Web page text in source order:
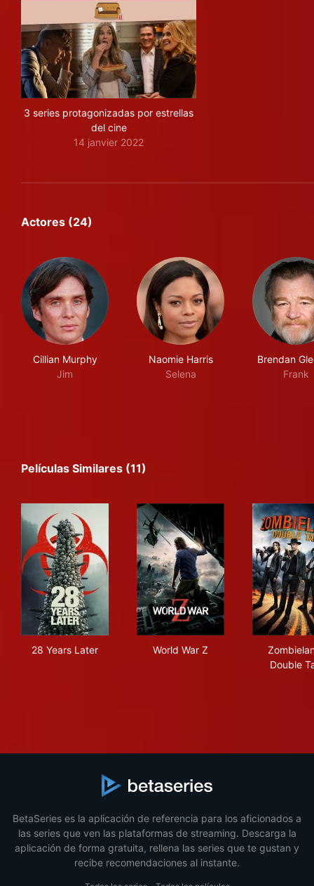
3 series protagonizadas por estrellas
del cine
14 janvier 2022
Actores (24)
Cillian Murphy
Jim
Naomie Harris
Selena
Brendan
Frank
Películas Similares (11)
28 Years Later World War Z
Double
BetaSeries es la aplicación de referencia para los aficionados a
las series que ven las plataformas de streaming. Descarga la
aplicación de forma gratuita, rellena las series que te gustan y
recibe recomendaciones al instante.